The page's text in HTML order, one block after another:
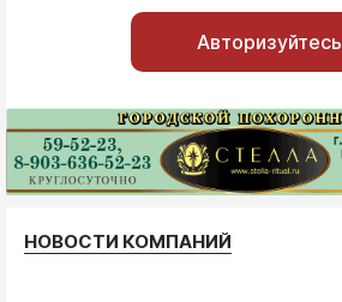
Авторизуйтесь
НОВОСТИ КОМПАНИЙ